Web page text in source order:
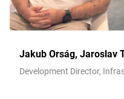
Jakub Orság, Jaroslav
Development Director,